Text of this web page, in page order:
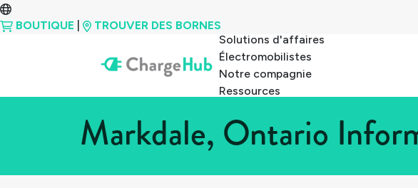
BOUTIQUE
TROUVER DES BORNES
Solutions d'affaires
Électromobilistes
Notre compagnie
Ressources
Markdale, Ontario